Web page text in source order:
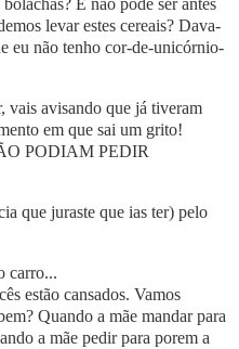
E não pode ser antes
levar estes cereais? Dava-
eu não tenho cor-de-unicórnio-
vais avisando que já tiveram
em que sai um grito!
PODIAM PEDIR
que juraste que ias ter) pelo
carro...
estão cansados. Vamos
Quando a mãe mandar para
a mãe pedir para porem a